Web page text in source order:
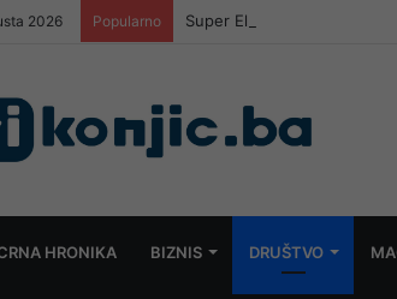
2026 Popularno Super El Nino i novi
HRONIKA BIZNIS DRUŠTVO